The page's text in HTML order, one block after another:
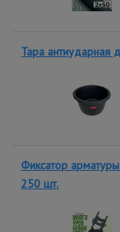
Тара антиударная
Фиксатор
250 шт.